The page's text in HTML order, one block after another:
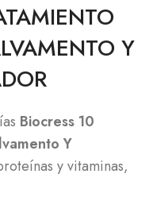
Y
Biocress 10
Y
y vitaminas,